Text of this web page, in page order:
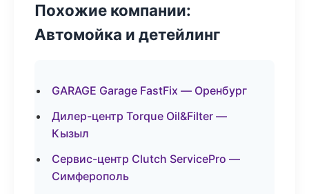
Похожие компании:
Автомойка и детейлинг
GARAGE Garage FastFix — Оренбург
Дилер-центр Torque Oil&Filter —
Кызыл
Сервис-центр Clutch ServicePro —
Симферополь